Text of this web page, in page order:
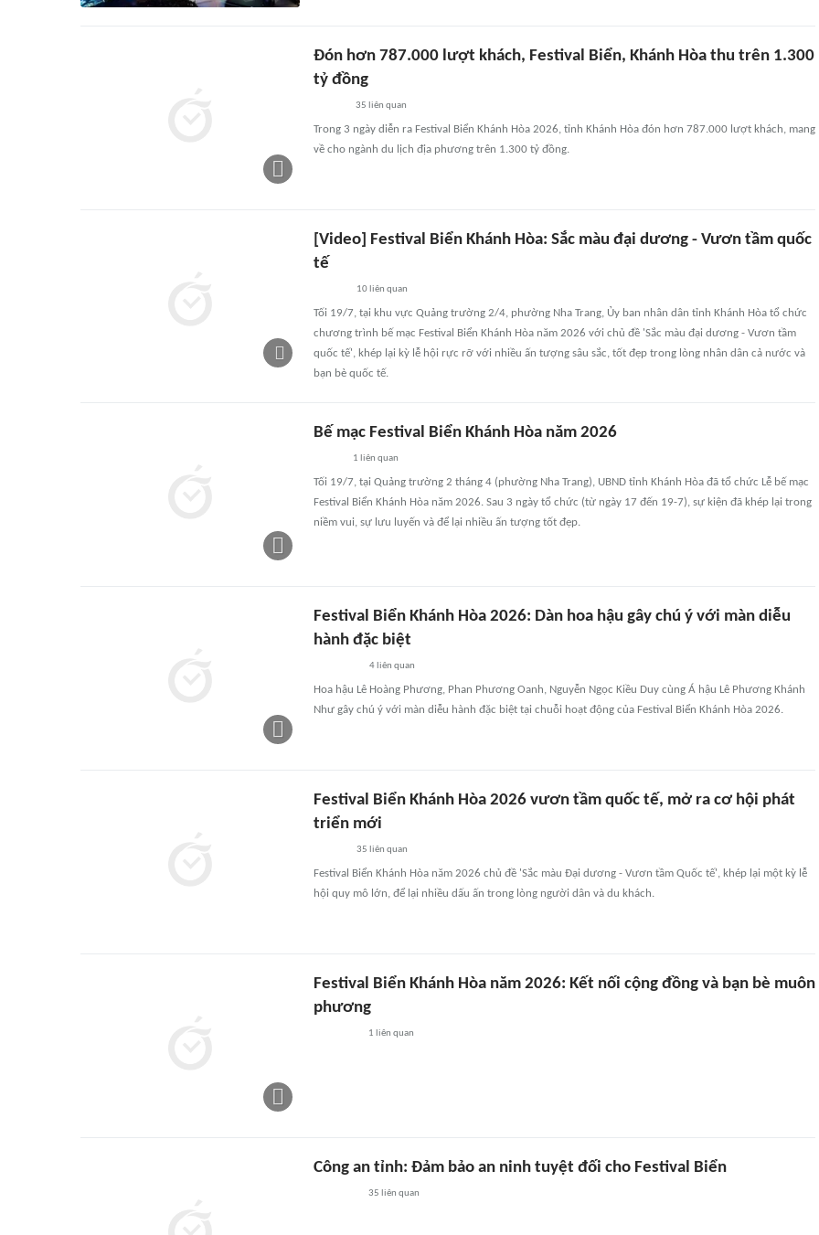
Đón hơn 787.000 lượt khách, Festival Biển, Khánh Hòa thu trên 1.300
tỷ đồng
35 liên quan
Trong 3 ngày diễn ra Festival Biển Khánh Hòa 2026, tỉnh Khánh Hòa đón hơn 787.000 lượt khách, mang
về cho ngành du lịch địa phương trên 1.300 tỷ đồng.
[Video] Festival Biển Khánh Hòa: Sắc màu đại dương - Vươn tầm quốc
tế
10 liên quan
Tối 19/7, tại khu vực Quảng trường 2/4, phường Nha Trang, Ủy ban nhân dân tỉnh Khánh Hòa tổ chức
chương trình bế mạc Festival Biển Khánh Hòa năm 2026 với chủ đề 'Sắc màu đại dương - Vươn tầm
quốc tế', khép lại kỳ lễ hội rực rỡ với nhiều ấn tượng sâu sắc, tốt đẹp trong lòng nhân dân cả nước và
bạn bè quốc tế.
Bế mạc Festival Biển Khánh Hòa năm 2026
1 liên quan
Tối 19/7, tại Quảng trường 2 tháng 4 (phường Nha Trang), UBND tỉnh Khánh Hòa đã tổ chức Lễ bế mạc
Festival Biển Khánh Hòa năm 2026. Sau 3 ngày tổ chức (từ ngày 17 đến 19-7), sự kiện đã khép lại trong
niềm vui, sự lưu luyến và để lại nhiều ấn tượng tốt đẹp.
Festival Biển Khánh Hòa 2026: Dàn hoa hậu gây chú ý với màn diễu
hành đặc biệt
4liên quan
Hoa hậu Lê Hoàng Phương, Phan Phương Oanh, Nguyễn Ngọc Kiều Duy cùng Á hậu Lê Phương Khánh
Như gây chú ý với màn diễu hành đặc biệt tại chuỗi hoạt động của Festival Biển Khánh Hòa 2026.
Festival Biển Khánh Hòa 2026 vươn tầm quốc tế, mở ra cơ hội phát
triển mới
35 liên quan
Festival Biển Khánh Hòa năm 2026 chủ đề 'Sắc màu Đại dương - Vươn tầm Quốc tế', khép lại một kỳ lễ
hội quy mô lớn, để lại nhiều dấu ấn trong lòng người dân và du khách.
Festival Biển Khánh Hòa năm 2026: Kết nối cộng đồng và bạn bè muôn
phương
1 liên quan
Công an tỉnh: Đảm bảo an ninh tuyệt đối cho Festival Biển
35 liên quan